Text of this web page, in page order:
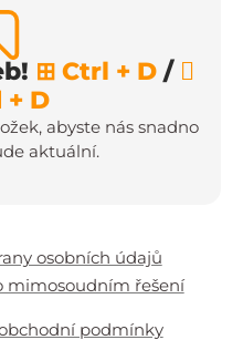
⊞ Ctrl + D / 
+ D
abyste nás snadno
aktuální.
osobních údajů
mimosoudním řešení
podmínky